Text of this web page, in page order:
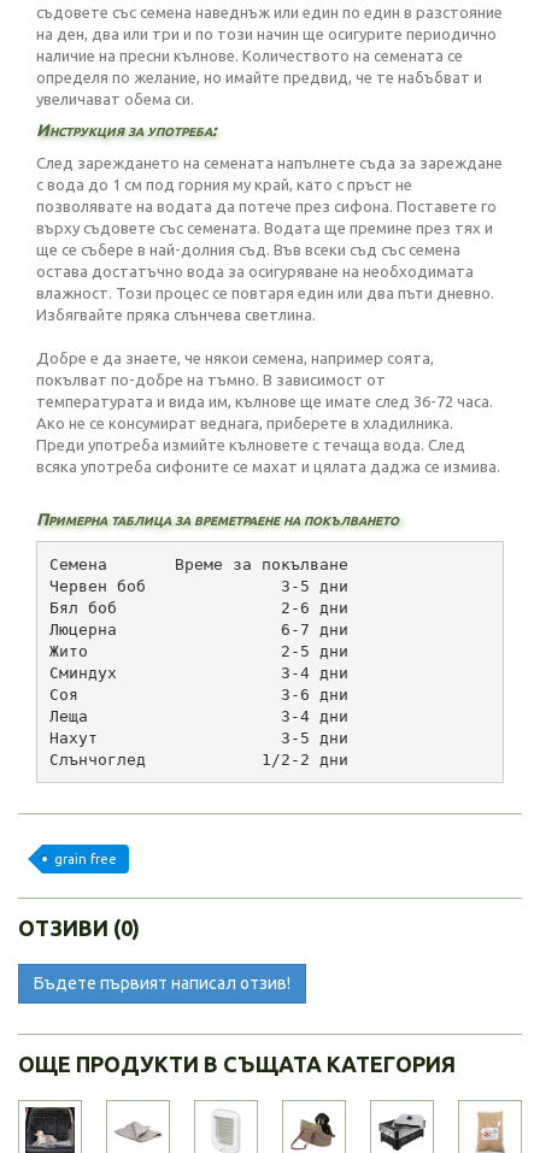
съдовете със семена наведнъж или един по един в разстояние
на ден, два или три и по този начин ще осигурите периодично
наличие на пресни кълнове. Количеството на семената се
определя по желание, но имайте предвид, че те набъбват и
увеличават обема си.
Инструкция за употреба:
След зареждането на семената напълнете съда за зареждане
с вода до 1 см под горния му край, като с пръст не
позволявате на водата да потече през сифона. Поставете го
върху съдовете със семената. Водата ще премине през тях и
ще се събере в най-долния съд. Във всеки съд със семена
остава достатъчно вода за осигуряване на необходимата
влажност. Този процес се повтаря един или два пъти дневно.
Избягвайте пряка слънчева светлина.
Добре е да знаете, че някои семена, например соята,
покълват по-добре на тъмно. В зависимост от
температурата и вида им, кълнове ще имате след 36-72 часа.
Ако не се консумират веднага, приберете в хладилника.
Преди употреба измийте кълновете с течаща вода. След
всяка употреба сифоните се махат и цялата даджа се измива.
Примерна таблица за времетраене на покълването
Семена       Време за покълване
Червен боб              3-5 дни
Бял боб                 2-6 дни
Люцерна                 6-7 дни
Жито                    2-5 дни
Сминдух                 3-4 дни
Соя                     3-6 дни
Леща                    3-4 дни
Нахут                   3-5 дни
Слънчоглед            1/2-2 дни
grain free
ОТЗИВИ (0)
Бъдете първият написал отзив!
ОЩЕ ПРОДУКТИ В СЪЩАТА КАТЕГОРИЯ